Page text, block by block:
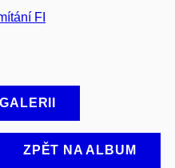
ZPĚT NA ALBUM